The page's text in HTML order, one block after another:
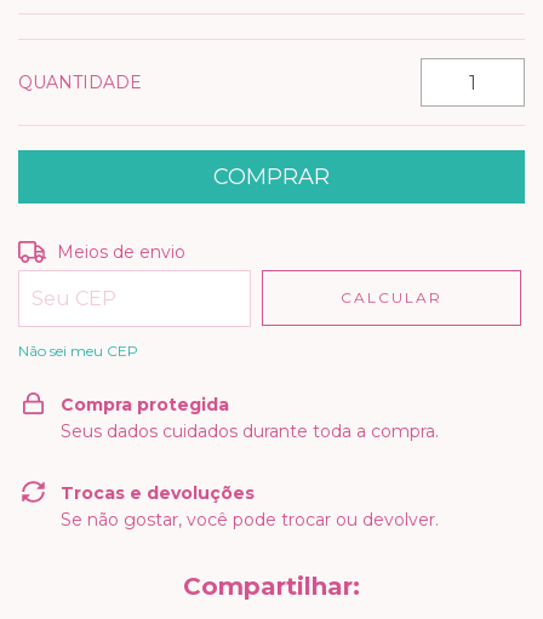
QUANTIDADE
Entregas para o CEP:
Meios de envio
CALCULAR
Não sei meu CEP
Compra protegida
Seus dados cuidados durante toda a compra.
Trocas e devoluções
Se não gostar, você pode trocar ou devolver.
Compartilhar: